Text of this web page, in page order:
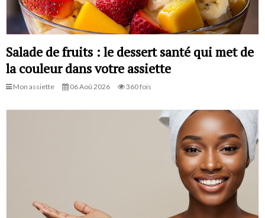
Salade de fruits : le dessert santé qui met de
la couleur dans votre assiette
Mon assiette 06 Aoû 2026 360 fois